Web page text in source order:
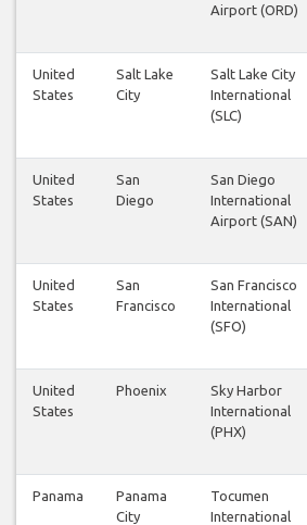
Airport (ORD)
United
States
Salt Lake
City
Salt Lake City
International
(SLC)
United
States
San
Diego
San Diego
International
Airport (SAN)
United
States
San
Francisco
San Francisco
International
(SFO)
United
States
Phoenix
Sky Harbor
International
(PHX)
Panama
Panama
City
Tocumen
International